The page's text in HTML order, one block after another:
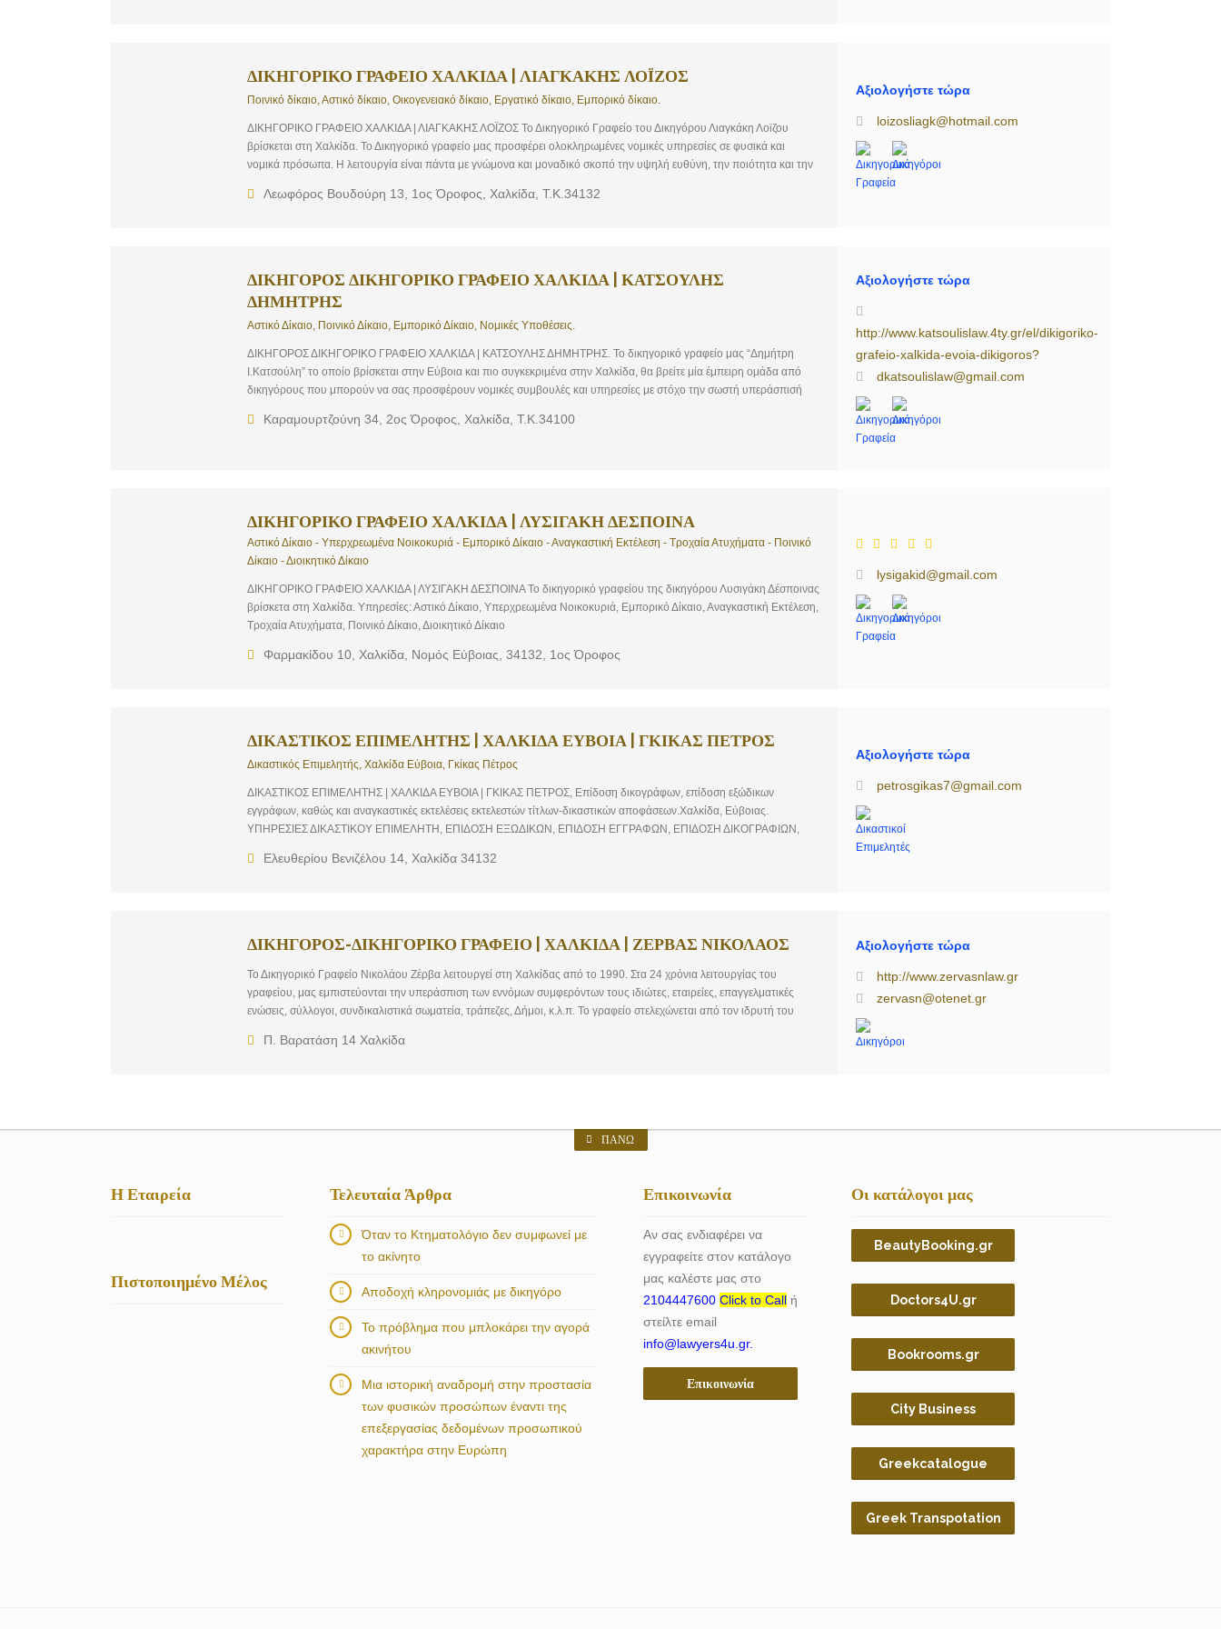
ΔΙΚΗΓΟΡΙΚΟ ΓΡΑΦΕΙΟ ΧΑΛΚΙΔΑ | ΛΙΑΓΚΑΚΗΣ ΛΟΪΖΟΣ
Ποινικό δίκαιο, Αστικό δίκαιο, Οικογενειακό δίκαιο, Εργατικό δίκαιο, Εμπορικό δίκαιο.
ΔΙΚΗΓΟΡΙΚΟ ΓΡΑΦΕΙΟ ΧΑΛΚΙΔΑ | ΛΙΑΓΚΑΚΗΣ ΛΟΪΖΟΣ Το Δικηγορικό Γραφείο του Δικηγόρου Λιαγκάκη Λοϊζου
βρίσκεται στη Χαλκίδα. Το Δικηγορικό γραφείο μας προσφέρει ολοκληρωμένες νομικές υπηρεσίες σε φυσικά και
νομικά πρόσωπα. Η λειτουργία είναι πάντα με γνώμονα και μοναδικό σκοπό την υψηλή ευθύνη, την ποιότητα και την
ουσιαστικότερο και αποτελεσματικότερο τρόπο. Το δικηγορικό γραφείο ειδικεύεται στα: Ποινικό δίκαιο, Αστικό δίκαιο,
Λεωφόρος Βουδούρη 13, 1ος Όροφος, Χαλκίδα, Τ.Κ.34132
Αξιολογήστε τώρα
loizosliagk@hotmail.com
ΔΙΚΗΓΟΡΟΣ ΔΙΚΗΓΟΡΙΚΟ ΓΡΑΦΕΙΟ ΧΑΛΚΙΔΑ | ΚΑΤΣΟΥΛΗΣ
ΔΗΜΗΤΡΗΣ
Αστικό Δίκαιο, Ποινικό Δίκαιο, Εμπορικό Δίκαιο, Νομικές Υποθέσεις.
ΔΙΚΗΓΟΡΟΣ ΔΙΚΗΓΟΡΙΚΟ ΓΡΑΦΕΙΟ ΧΑΛΚΙΔΑ | ΚΑΤΣΟΥΛΗΣ ΔΗΜΗΤΡΗΣ. Το δικηγορικό γραφείο μας “Δημήτρη
Ι.Κατσούλη” το οποίο βρίσκεται στην Εύβοια και πιο συγκεκριμένα στην Χαλκίδα, θα βρείτε μία έμπειρη ομάδα από
δικηγόρους που μπορούν να σας προσφέρουν νομικές συμβουλές και υπηρεσίες με στόχο την σωστή υπεράσπισή
κύρος, μεθοδικότητα και προσφέροντας πάντα ολοκληρωμένες νομικές υπηρεσίες σε φυσικά και νομικά πρόσωπα
βρούμε την λύση.
Καραμουρτζούνη 34, 2ος Όροφος, Χαλκίδα, Τ.Κ.34100
Αξιολογήστε τώρα
http://www.katsoulislaw.4ty.gr/el/dikigoriko-
grafeio-xalkida-evoia-dikigoros?
dkatsoulislaw@gmail.com
ΔΙΚΗΓΟΡΙΚΟ ΓΡΑΦΕΙΟ ΧΑΛΚΙΔΑ | ΛΥΣΙΓΑΚΗ ΔΕΣΠΟΙΝΑ
Αστικό Δίκαιο - Υπερχρεωμένα Νοικοκυριά - Εμπορικό Δίκαιο - Αναγκαστική Εκτέλεση - Τροχαία Ατυχήματα - Ποινικό
Δίκαιο - Διοικητικό Δίκαιο
ΔΙΚΗΓΟΡΙΚΟ ΓΡΑΦΕΙΟ ΧΑΛΚΙΔΑ | ΛΥΣΙΓΑΚΗ ΔΕΣΠΟΙΝΑ Το δικηγορικό γραφείου της δικηγόρου Λυσιγάκη Δέσποινας
βρίσκετα στη Χαλκίδα. Υπηρεσίες: Αστικό Δίκαιο, Υπερχρεωμένα Νοικοκυριά, Εμπορικό Δίκαιο, Αναγκαστική Εκτέλεση,
Τροχαία Ατυχήματα, Ποινικό Δίκαιο, Διοικητικό Δίκαιο
Φαρμακίδου 10, Χαλκίδα, Νομός Εύβοιας, 34132, 1ος Όροφος
lysigakid@gmail.com
ΔΙΚΑΣΤΙΚΟΣ ΕΠΙΜΕΛΗΤΗΣ | ΧΑΛΚΙΔΑ ΕΥΒΟΙΑ | ΓΚΙΚΑΣ ΠΕΤΡΟΣ
Δικαστικός Επιμελητής, Χαλκίδα Εύβοια, Γκίκας Πέτρος
ΔΙΚΑΣΤΙΚΟΣ ΕΠΙΜΕΛΗΤΗΣ | ΧΑΛΚΙΔΑ ΕΥΒΟΙΑ | ΓΚΙΚΑΣ ΠΕΤΡΟΣ, Επίδοση δικογράφων, επίδοση εξώδικων
εγγράφων, καθώς και αναγκαστικές εκτελέσεις εκτελεστών τίτλων-δικαστικών αποφάσεων.Χαλκίδα, Εύβοιας.
ΥΠΗΡΕΣΙΕΣ ΔΙΚΑΣΤΙΚΟΥ ΕΠΙΜΕΛΗΤΗ, ΕΠΙΔΟΣΗ ΕΞΩΔΙΚΩΝ, ΕΠΙΔΟΣΗ ΕΓΓΡΑΦΩΝ, ΕΠΙΔΟΣΗ ΔΙΚΟΓΡΑΦΙΩΝ,
Ελευθερίου Βενιζέλου 14, Χαλκίδα 34132
Αξιολογήστε τώρα
petrosgikas7@gmail.com
ΔΙΚΗΓΟΡΟΣ-ΔΙΚΗΓΟΡΙΚΟ ΓΡΑΦΕΙΟ | ΧΑΛΚΙΔΑ | ΖΕΡΒΑΣ ΝΙΚΟΛΑΟΣ
Το Δικηγορικό Γραφείο Νικολάου Ζέρβα λειτουργεί στη Χαλκίδας από το 1990. Στα 24 χρόνια λειτουργίας του
γραφείου, μας εμπιστεύονται την υπεράσπιση των εννόμων συμφερόντων τους ιδιώτες, εταιρείες, επαγγελματικές
ενώσεις, σύλλογοι, συνδικαλιστικά σωματεία, τράπεζες, Δήμοι, κ.λ.π. Το γραφείο στελεχώνεται από τον ιδρυτή του
διαθέτουν άριστη νομική κατάρτιση, εμπειρία και μαχητικότητα. Διακρίνονται για την εχεμύθεια και τον
Π. Βαρατάση 14 Χαλκίδα
Αξιολογήστε τώρα
http://www.zervasnlaw.gr
zervasn@otenet.gr
ΠΆΝΩ
Η Εταιρεία
Πιστοποιημένο Μέλος
Τελευταία Άρθρα
Όταν το Κτηματολόγιο δεν συμφωνεί με
το ακίνητο
Αποδοχή κληρονομιάς με δικηγόρο
Το πρόβλημα που μπλοκάρει την αγορά
ακινήτου
Μια ιστορική αναδρομή στην προστασία
των φυσικών προσώπων έναντι της
επεξεργασίας δεδομένων προσωπικού
χαρακτήρα στην Ευρώπη
Επικοινωνία
Αν σας ενδιαφέρει να
εγγραφείτε στον κατάλογο
μας καλέστε μας στο
2104447600 Click to Callή
στείλτε email
info@lawyers4u.gr.
Επικοινωνία
Οι κατάλογοι μας
BeautyBooking.gr
Doctors4U.gr
Bookrooms.gr
City Business
Greekcatalogue
Greek Transpotation